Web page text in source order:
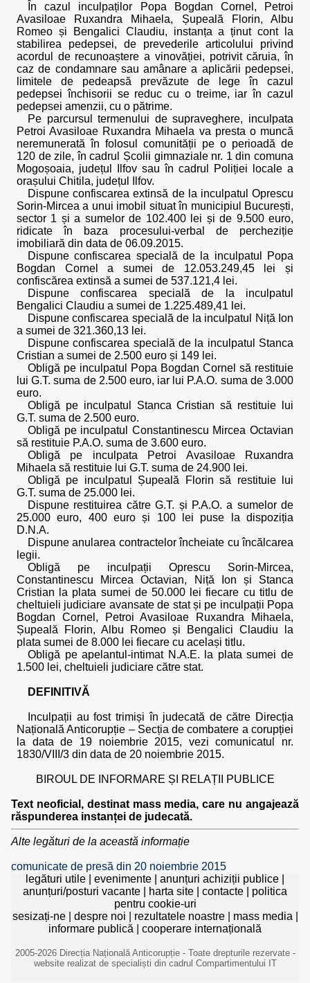
În cazul inculpaților Popa Bogdan Cornel, Petroi
Avasiloae Ruxandra Mihaela, Șupeală Florin, Albu
Romeo și Bengalici Claudiu, instanța a ținut cont la
stabilirea pedepsei, de prevederile articolului privind
acordul de recunoaștere a vinovăției, potrivit căruia, în
caz de condamnare sau amânare a aplicării pedepsei,
limitele de pedeapsă prevăzute de lege în cazul
pedepsei închisorii se reduc cu o treime, iar în cazul
pedepsei amenzii, cu o pătrime.
Pe parcursul termenului de supraveghere, inculpata
Petroi Avasiloae Ruxandra Mihaela va presta o muncă
neremunerată în folosul comunității pe o perioadă de
120 de zile, în cadrul Școlii gimnaziale nr. 1 din comuna
Mogoșoaia, județul Ilfov sau în cadrul Poliției locale a
orașului Chitila, județul Ilfov.
Dispune confiscarea extinsă de la inculpatul Oprescu
Sorin-Mircea a unui imobil situat în municipiul București,
sector 1 și a sumelor de 102.400 lei și de 9.500 euro,
ridicate în baza procesului-verbal de percheziție
imobiliară din data de 06.09.2015.
Dispune confiscarea specială de la inculpatul Popa
Bogdan Cornel a sumei de 12.053.249,45 lei și
confiscărea extinsă a sumei de 537.121,4 lei.
Dispune confiscarea specială de la inculpatul
Bengalici Claudiu a sumei de 1.225.489,41 lei.
Dispune confiscarea specială de la inculpatul Niță Ion
a sumei de 321.360,13 lei.
Dispune confiscarea specială de la inculpatul Stanca
Cristian a sumei de 2.500 euro și 149 lei.
Obligă pe inculpatul Popa Bogdan Cornel să restituie
lui G.T. suma de 2.500 euro, iar lui P.A.O. suma de 3.000
euro.
Obligă pe inculpatul Stanca Cristian să restituie lui
G.T. suma de 2.500 euro.
Obligă pe inculpatul Constantinescu Mircea Octavian
să restituie P.A.O. suma de 3.600 euro.
Obligă pe inculpata Petroi Avasiloae Ruxandra
Mihaela să restituie lui G.T. suma de 24.900 lei.
Obligă pe inculpatul Șupeală Florin să restituie lui
G.T. suma de 25.000 lei.
Dispune restituirea către G.T. și P.A.O. a sumelor de
25.000 euro, 400 euro și 100 lei puse la dispoziția
D.N.A.
Dispune anularea contractelor încheiate cu încălcarea
legii.
Obligă pe inculpații Oprescu Sorin-Mircea,
Constantinescu Mircea Octavian, Niță Ion și Stanca
Cristian la plata sumei de 50.000 lei fiecare cu titlu de
cheltuieli judiciare avansate de stat și pe inculpații Popa
Bogdan Cornel, Petroi Avasiloae Ruxandra Mihaela,
Șupeală Florin, Albu Romeo și Bengalici Claudiu la
plata sumei de 8.000 lei fiecare cu același titlu.
Obligă pe apelantul-intimat N.A.E. la plata sumei de
1.500 lei, cheltuieli judiciare către stat.
DEFINITIVĂ
Inculpații au fost trimiși în judecată de către Direcția
Națională Anticorupție – Secția de combatere a corupției
la data de 19 noiembrie 2015, vezi comunicatul nr.
1830/VIII/3 din data de 20 noiembrie 2015.
BIROUL DE INFORMARE ȘI RELAȚII PUBLICE
Text neoficial, destinat mass media, care nu angajează
răspunderea instanței de judecată.
Alte legături de la această informație
comunicate de presă din 20 noiembrie 2015
legături utile
evenimente anunțuri achiziții publice
anunțuri/posturi vacante
harta site contacte
politica
pentru cookie-uri
sesizați-ne| despre noi rezultatele noastre| mass media
informare publică
cooperare internațională
2005-2026 Direcția Națională Anticorupție - Toate drepturile rezervate -
website realizat de specialiști din cadrul Compartimentului IT